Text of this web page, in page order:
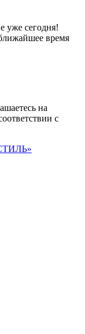
уже сегодня!
время
на
с